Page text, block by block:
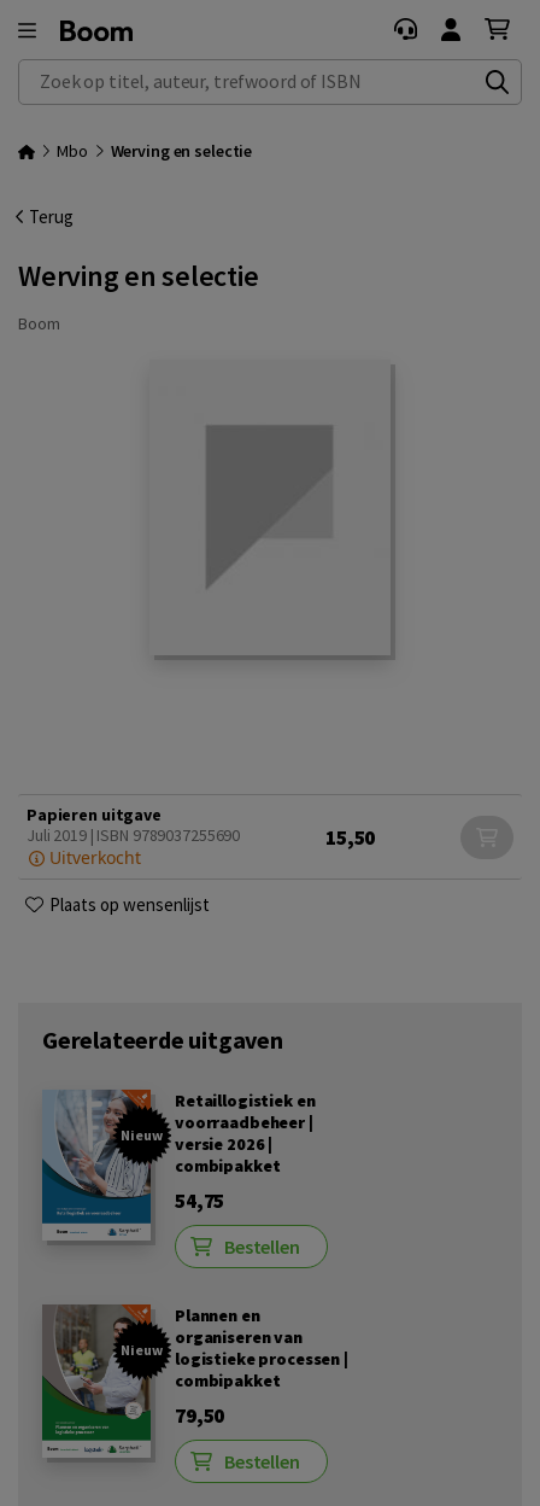
Zoek op titel, auteur, trefwoord of ISBN
Mbo Werving en selectie
Terug
Werving en selectie
Boom
Papieren uitgave
Juli 2019 | ISBN 9789037255690
Uitverkocht
15,50
Plaats op wensenlijst
Gerelateerde uitgaven
Nieuw
Retaillogistiek en
voorraadbeheer |
versie 2026 |
combipakket
54,75
Bestellen
Nieuw
Plannen en
organiseren van
logistieke processen |
combipakket
79,50
Bestellen